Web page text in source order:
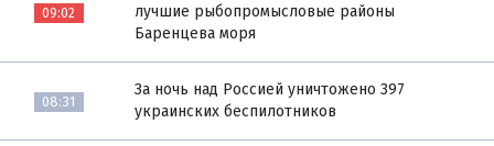
09:02
лучшие рыбопромысловые районы
Баренцева моря
08:31
За ночь над Россией уничтожено 397
украинских беспилотников